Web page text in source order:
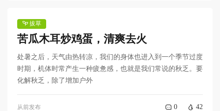
拔草
苦瓜木耳炒鸡蛋，清爽去火
处暑之后，天气由热转凉，我们的身体也进入到一个季节过度
时期，机体时常产生一种疲惫感，也就是我们常说的秋乏。要
化解秋乏，除了增加户外
从前发布 0 42